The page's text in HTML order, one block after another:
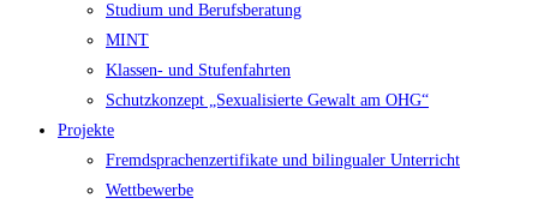
Studium und Berufsberatung
MINT
Klassen- und Stufenfahrten
Schutzkonzept „Sexualisierte Gewalt am OHG“
Projekte
Fremdsprachenzertifikate und bilingualer Unterricht
Wettbewerbe